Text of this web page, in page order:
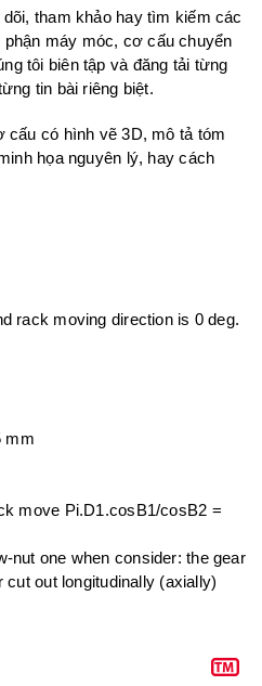
tham khảo hay tìm kiếm các
máy móc, cơ cấu chuyển
tôi biên tập và đăng tải từng
tin bài riêng biệt.
cấu có hình vẽ 3D, mô tả tóm
họa nguyên lý, hay cách
rack moving direction is 0 deg.
mm
move Pi.D1.cosB1/cosB2 =
nut one when consider: the gear
cut out longitudinally (axially)